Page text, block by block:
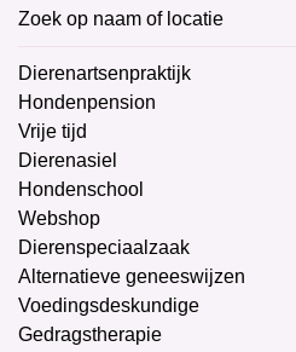
Zoek op naam of locatie
Dierenartsenpraktijk
Hondenpension
Vrije tijd
Dierenasiel
Hondenschool
Webshop
Dierenspeciaalzaak
Alternatieve geneeswijzen
Voedingsdeskundige
Gedragstherapie